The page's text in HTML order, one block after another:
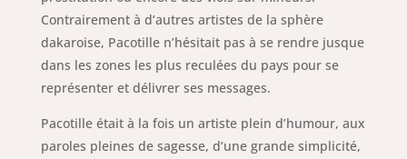
Contrairement à d’autres artistes de la sphère
dakaroise, Pacotille n’hésitait pas à se rendre jusque
dans les zones les plus reculées du pays pour se
représenter et délivrer ses messages.
Pacotille était à la fois un artiste plein d’humour, aux
paroles pleines de sagesse, d’une grande simplicité,